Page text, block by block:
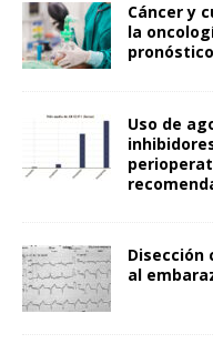
Cáncer y
la
Uso de
Disección
al